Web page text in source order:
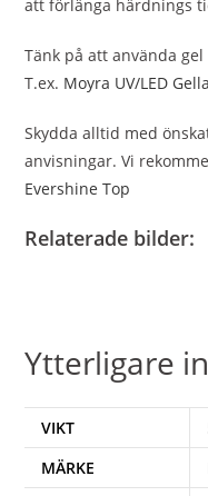
att förlänga härdnings
Tänk på att använda
T.ex. Moyra UV/LED
Skydda alltid med
anvisningar. Vi
Evershine Top
Relaterade bilder:
Ytterligare
VIKT
MÄRKE